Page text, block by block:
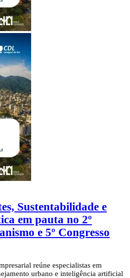
Sustentabilidade e
em pauta no 2º
e 5º Congresso
reúne especialistas em
urbano e inteligência artificial